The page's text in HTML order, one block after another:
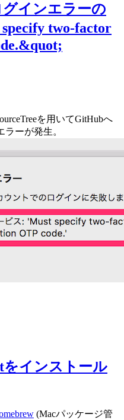
グインエラーの
two-factor
を用いてGitHubへ
ーが発生。
をインストール
(Macパッケージ管